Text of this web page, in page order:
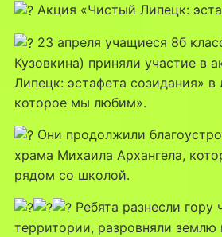
Акция «Чистый Липецк:
23 апреля учащиеся 8б
Кузовкина) приняли участие в
Липецк: эстафета созидания»
которое мы любим».
Они продолжили
храма Михаила Архангела,
рядом со школой.
Ребята разнесли гору
территории, разровняли